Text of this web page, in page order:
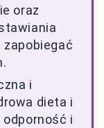
oraz
zapobiegać
i
dieta i
odporność i